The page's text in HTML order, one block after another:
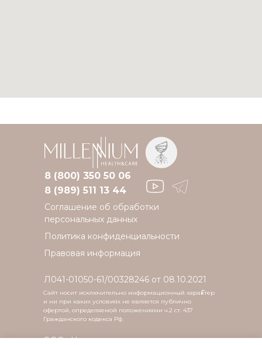
Соглашение об обработки
персональных данных
Политика конфиденциальности
Правовая информация
Л041-01050-61/00328246 от 08.10.2021
г.
Сайт носит исключительно информационный характер
и ни при каких условиях не является публично
офертой, определяемой положениями ч.2 ст. 437
Гражданского кодекса Рф.
8 (800) 350 50 06
ООО «Новая клиника»
8 (989) 511 13 44